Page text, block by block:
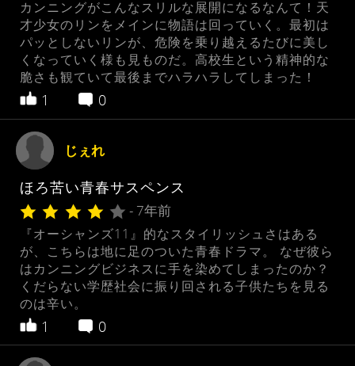
カンニングがこんなスリルな展開になるなんて！天
才少女のリンをメインに物語は回っていく。最初は
パッとしないリンが、危険を乗り越えるたびに美し
くなっていく様も見ものだ。高校生という精神的な
脆さも観ていて最後までハラハラしてしまった！
1 0
じぇれ
ほろ苦い青春サスペンス
- 7年前
『オーシャンズ11』的なスタイリッシュさはある
が、こちらは地に足のついた青春ドラマ。 なぜ彼ら
はカンニングビジネスに手を染めてしまったのか？
くだらない学歴社会に振り回される子供たちを見る
のは辛い。
1 0